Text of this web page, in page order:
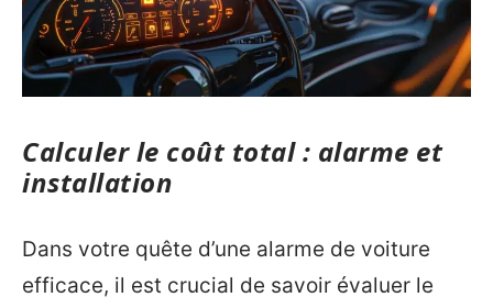
Calculer le coût total : alarme et
installation
Dans votre quête d’une alarme de voiture
efficace, il est crucial de savoir évaluer le